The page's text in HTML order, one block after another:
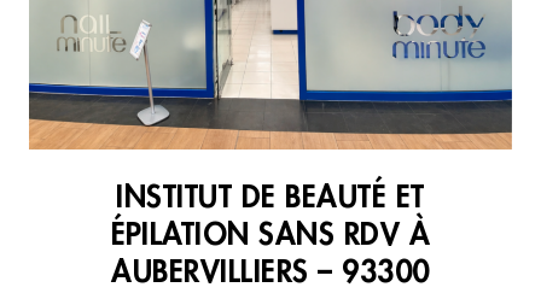
INSTITUT DE BEAUTÉ ET
ÉPILATION SANS RDV À
AUBERVILLIERS – 93300